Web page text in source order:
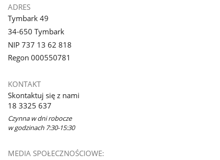
ADRES
Tymbark 49
34-650 Tymbark
NIP 737 13 62 818
Regon 000550781
KONTAKT
Skontaktuj się z nami
18 3325 637
Czynna w dni robocze
w godzinach 7:30-15:30
MEDIA SPOŁECZNOŚCIOWE: